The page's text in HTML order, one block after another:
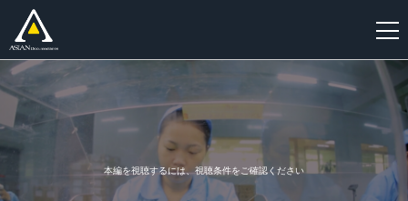
新
規
登
録
本編を視聴するには、視聴条件をご確認ください